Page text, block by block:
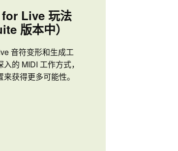
Live 玩法
版本中）
音符变形和生成工
的 MIDI 工作方式，
获得更多可能性。